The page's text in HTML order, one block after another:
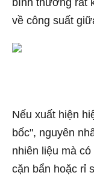
về công suất
Nếu xuất hiện
bốc", nguyên
nhiên liệu mà
cặn bẩn hoặc rỉ